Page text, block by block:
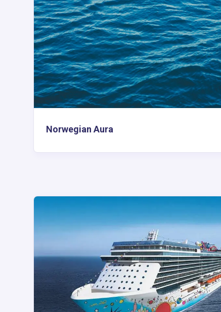
Norwegian Aura